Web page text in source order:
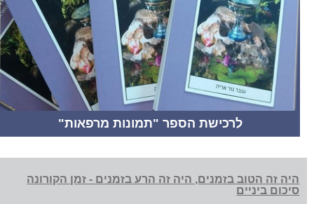
לרכישת הספר "תמונות מרפאות"
היה זה הטוב בזמנים, היה זה הרע בזמנים - זמן הקורונה
סיכום ביניים